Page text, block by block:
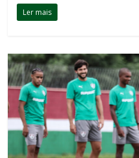
Ler mais